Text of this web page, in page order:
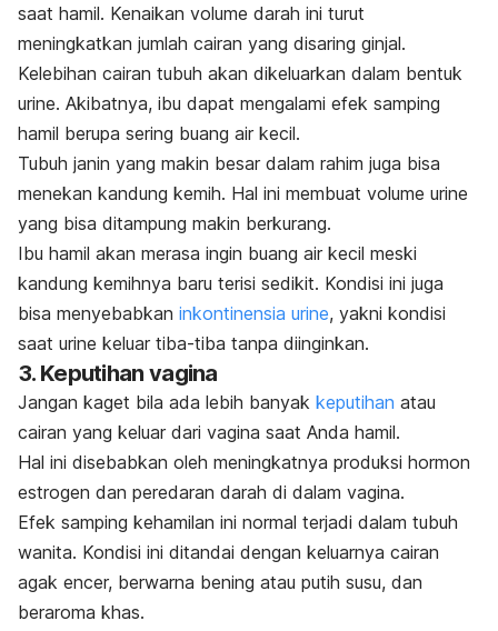
saat hamil. Kenaikan volume darah ini turut
meningkatkan jumlah cairan yang disaring ginjal.
Kelebihan cairan tubuh akan dikeluarkan dalam bentuk
urine. Akibatnya, ibu dapat mengalami efek samping
hamil berupa sering buang air kecil.
Tubuh janin yang makin besar dalam rahim juga bisa
menekan kandung kemih. Hal ini membuat volume urine
yang bisa ditampung makin berkurang.
Ibu hamil akan merasa ingin buang air kecil meski
kandung kemihnya baru terisi sedikit. Kondisi ini juga
bisa menyebabkan inkontinensia urine, yakni kondisi
saat urine keluar tiba-tiba tanpa diinginkan.
3. Keputihan vagina
Jangan kaget bila ada lebih banyak keputihan atau
cairan yang keluar dari vagina saat Anda hamil.
Hal ini disebabkan oleh meningkatnya produksi hormon
estrogen dan peredaran darah di dalam vagina.
Efek samping kehamilan ini normal terjadi dalam tubuh
wanita. Kondisi ini ditandai dengan keluarnya cairan
agak encer, berwarna bening atau putih susu, dan
beraroma khas.